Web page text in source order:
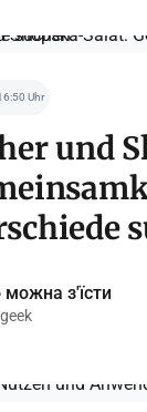
Uhr
und
з'їсти